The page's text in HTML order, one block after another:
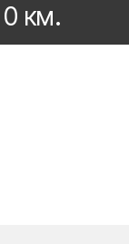
0 км.